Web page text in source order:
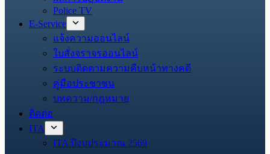
Police TV
E-Service
แจ้งความออนไลน์
ใบสั่งจราจรออนไลน์
ระบบติดตามความคืบหน้าทางคดี
คู่มือประชาชน
บทความ/กฎหมาย
ติดต่อ
ITA
ITA ปีงบประมาณ 2569